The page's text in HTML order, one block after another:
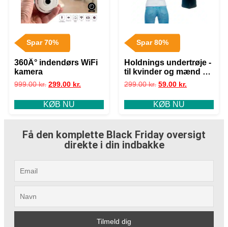
Spar 70%
360Â° indendørs WiFi
kamera
999.00kr. 299.00 kr.
KØB NU
Spar 80%
Holdnings undertrøje -
til kvinder og mænd – –
Mand hvid XXL
299.00kr. 59.00 kr.
KØB NU
Få den komplette Black Friday oversigt
direkte i din indbakke